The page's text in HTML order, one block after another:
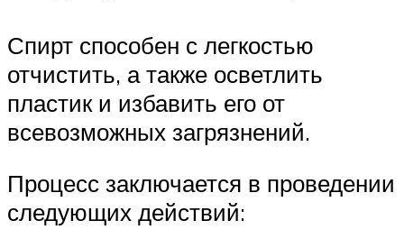
Спирт способен с легкостью
отчистить, а также осветлить
пластик и избавить его от
всевозможных загрязнений.
Процесс заключается в проведении
следующих действий: